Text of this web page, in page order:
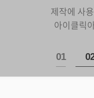
제작에 사
아이클릭
1